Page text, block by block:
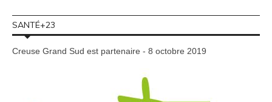
SANTÉ+23
Creuse Grand Sud est partenaire - 8 octobre 2019